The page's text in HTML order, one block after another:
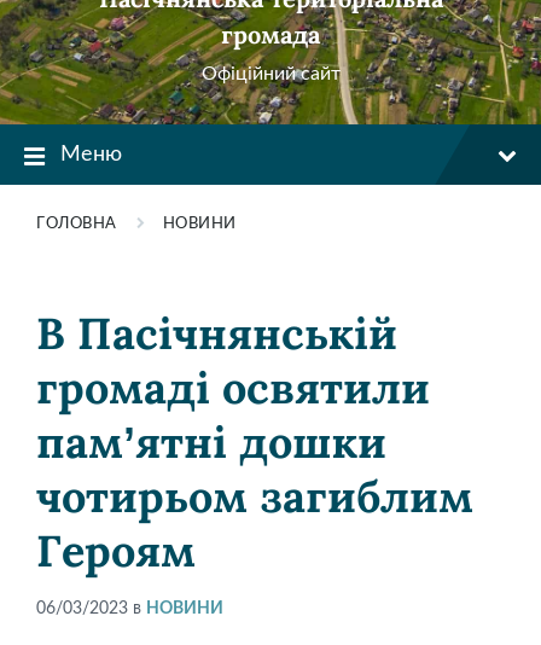
громада
Офіційний сайт
Меню
ГОЛОВНА НОВИНИ
В Пасічнянській
громаді освятили
пам’ятні дошки
чотирьом загиблим
Героям
06/03/2023 в НОВИНИ